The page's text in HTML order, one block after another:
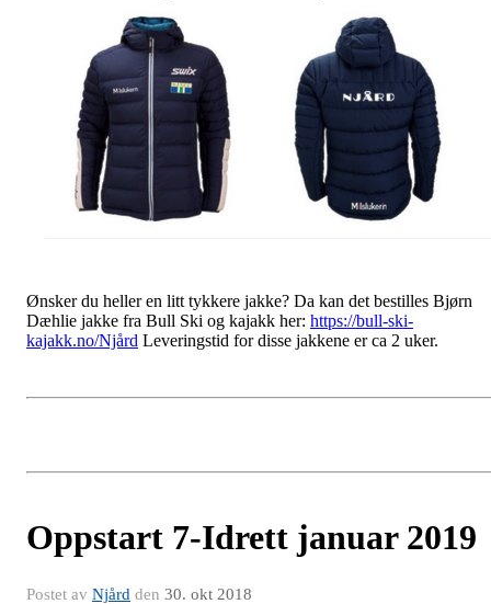
Ønsker du heller en litt tykkere jakke? Da kan det bestilles Bjørn
Dæhlie jakke fra Bull Ski og kajakk her: https://bull-ski-
kajakk.no/Njård Leveringstid for disse jakkene er ca 2 uker.
Oppstart 7-Idrett januar 2019
Postet av Njård den 30. okt 2018